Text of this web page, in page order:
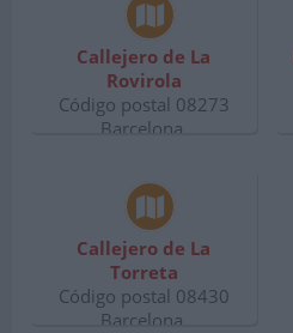
Callejero de La
Rovirola
Código postal 08273
Barcelona.
Callejero de La
Torreta
Código postal 08430
Barcelona.